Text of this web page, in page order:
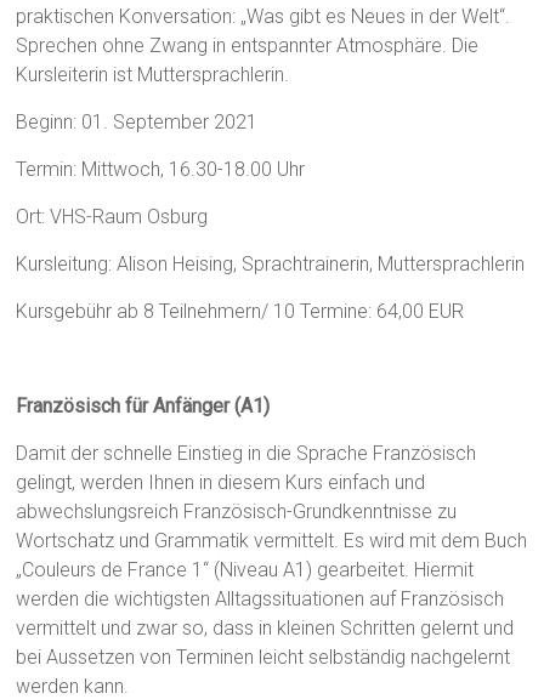
praktischen Konversation: „Was gibt es Neues in der Welt“.
Sprechen ohne Zwang in entspannter Atmosphäre. Die
Kursleiterin ist Muttersprachlerin.
Beginn: 01. September 2021
Termin: Mittwoch, 16.30-18.00 Uhr
Ort: VHS-Raum Osburg
Kursleitung: Alison Heising, Sprachtrainerin, Muttersprachlerin
Kursgebühr ab 8 Teilnehmern/ 10 Termine: 64,00 EUR
Französisch für Anfänger (A1)
Damit der schnelle Einstieg in die Sprache Französisch
gelingt, werden Ihnen in diesem Kurs einfach und
abwechslungsreich Französisch-Grundkenntnisse zu
Wortschatz und Grammatik vermittelt. Es wird mit dem Buch
„Couleurs de France 1“ (Niveau A1) gearbeitet. Hiermit
werden die wichtigsten Alltagssituationen auf Französisch
vermittelt und zwar so, dass in kleinen Schritten gelernt und
bei Aussetzen von Terminen leicht selbständig nachgelernt
werden kann.